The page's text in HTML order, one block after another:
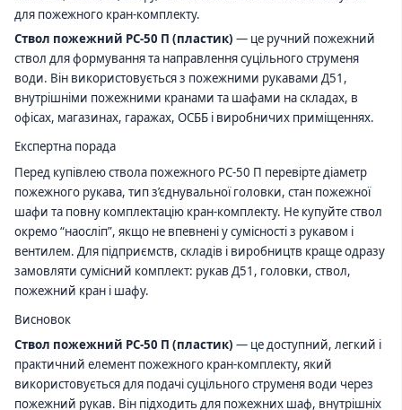
для пожежного кран-комплекту.
Ствол пожежний РС-50 П (пластик) — це ручний пожежний
ствол для формування та направлення суцільного струменя
води. Він використовується з пожежними рукавами Д51,
внутрішніми пожежними кранами та шафами на складах, в
офісах, магазинах, гаражах, ОСББ і виробничих приміщеннях.
Експертна порада
Перед купівлею ствола пожежного РС-50 П перевірте діаметр
пожежного рукава, тип з’єднувальної головки, стан пожежної
шафи та повну комплектацію кран-комплекту. Не купуйте ствол
окремо “наосліп”, якщо не впевнені у сумісності з рукавом і
вентилем. Для підприємств, складів і виробництв краще одразу
замовляти сумісний комплект: рукав Д51, головки, ствол,
пожежний кран і шафу.
Висновок
Ствол пожежний РС-50 П (пластик) — це доступний, легкий і
практичний елемент пожежного кран-комплекту, який
використовується для подачі суцільного струменя води через
пожежний рукав. Він підходить для пожежних шаф, внутрішніх